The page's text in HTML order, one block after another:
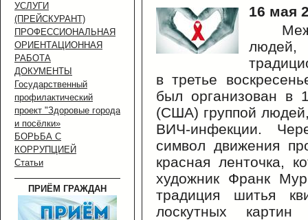
УСЛУГИ
(ПРЕЙСКУРАНТ)
ПРОФЕССИОНАЛЬНАЯ
ОРИЕНТАЦИОННАЯ
РАБОТА
ДОКУМЕНТЫ
Государственный
профилактический
проект "Здоровые города
и посёлки»
БОРЬБА С
КОРРУПЦИЕЙ
Статьи
ПРИЁМ ГРАЖДАН
16 мая
в третье
был организован в
(США) группой
ВИЧ-инфекции.
символ движения
красная ленточка,
художник Франк
традиция шитья
лоскутных